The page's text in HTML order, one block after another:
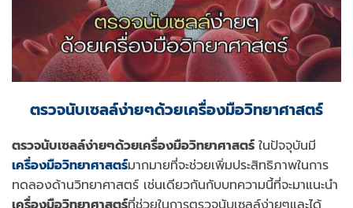
ตรวจนับเซลล์ง่ายๆด้วยเครื่องมือวิทยาศาสตร์
ตรวจนับเซลล์ง่ายๆด้วยเครื่องมือวิทยาศาสตร์ ในปัจจุบันมี
เครื่องมือวิทยาศาสตร์มากมายที่จะช่วยเพิ่มประสิทธิภาพในการ
ทดลองด้านวิทยาศาสตร์ เช่นเดียวกันกับบทความนี้ที่จะมาแนะนำ